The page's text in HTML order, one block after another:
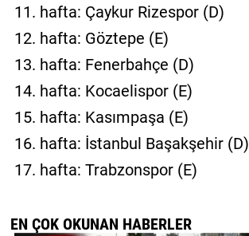
11. hafta: Çaykur Rizespor (D)
12. hafta: Göztepe (E)
13. hafta: Fenerbahçe (D)
14. hafta: Kocaelispor (E)
15. hafta: Kasımpaşa (E)
16. hafta: İstanbul Başakşehir (D)
17. hafta: Trabzonspor (E)
EN ÇOK OKUNAN HABERLER